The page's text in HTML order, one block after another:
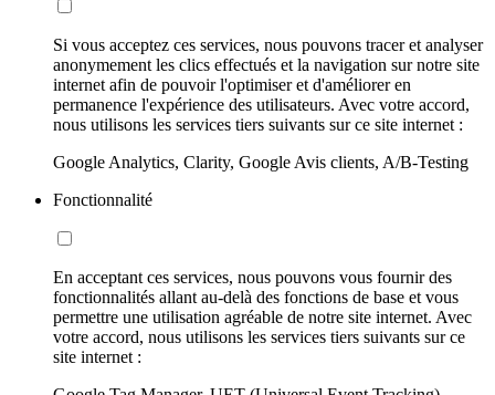
Si vous acceptez ces services, nous pouvons tracer et analyser
anonymement les clics effectués et la navigation sur notre site
internet afin de pouvoir l'optimiser et d'améliorer en
permanence l'expérience des utilisateurs. Avec votre accord,
nous utilisons les services tiers suivants sur ce site internet :
Google Analytics, Clarity, Google Avis clients, A/B-Testing
Fonctionnalité
En acceptant ces services, nous pouvons vous fournir des
fonctionnalités allant au-delà des fonctions de base et vous
permettre une utilisation agréable de notre site internet. Avec
votre accord, nous utilisons les services tiers suivants sur ce
site internet :